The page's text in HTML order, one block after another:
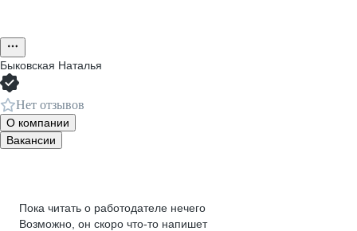
Быковская Наталья
Нет отзывов
О компании
Вакансии
Пока читать о работодателе нечего
Возможно, он скоро что‑то напишет